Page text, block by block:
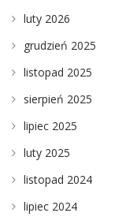
luty 2026
grudzień 2025
listopad 2025
sierpień 2025
lipiec 2025
luty 2025
listopad 2024
lipiec 2024